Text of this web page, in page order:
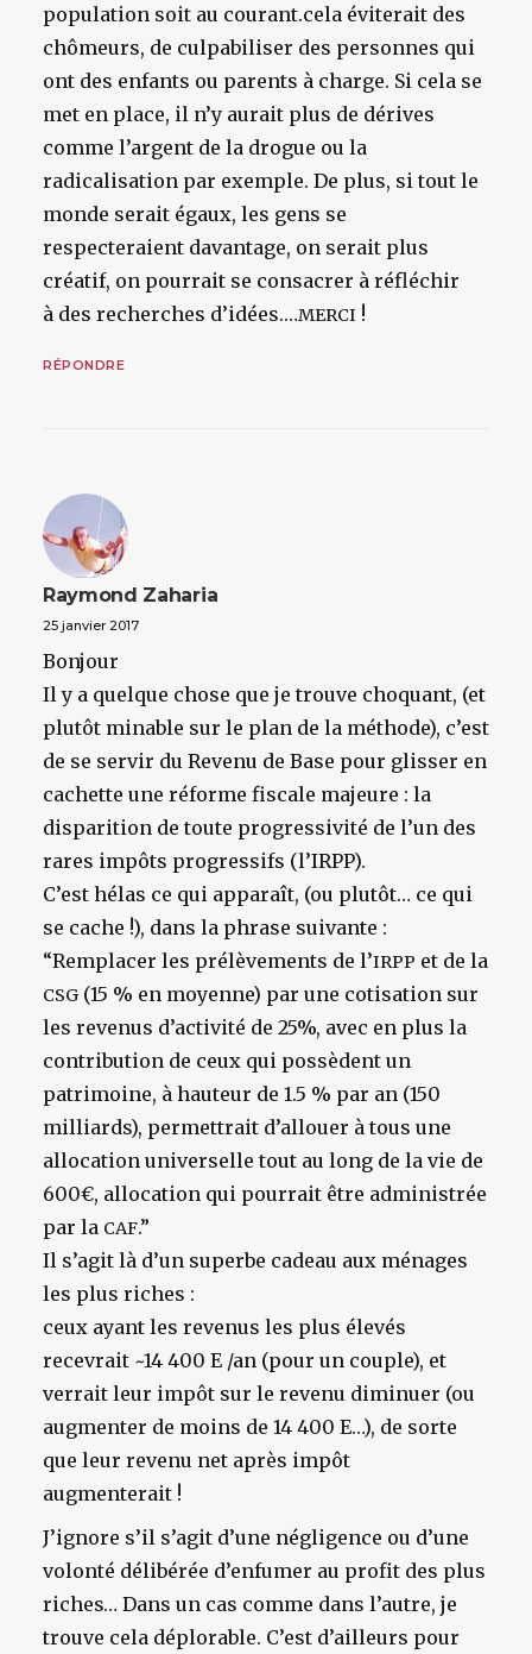
population soit au courant.cela éviterait des
chômeurs, de culpabiliser des personnes qui
ont des enfants ou parents à charge. Si cela se
met en place, il n’y aurait plus de dérives
comme l’argent de la drogue ou la
radicalisation par exemple. De plus, si tout le
monde serait égaux, les gens se
respecteraient davantage, on serait plus
créatif, on pourrait se consacrer à réfléchir
à des recherches d’idées.…MERCI !
RÉPONDRE
Raymond Zaharia
25 janvier 2017
Bonjour
Il y a quelque chose que je trouve choquant, (et
plutôt minable sur le plan de la méthode), c’est
de se servir du Revenu de Base pour glisser en
cachette une réforme fiscale majeure : la
disparition de toute progressivité de l’un des
rares impôts progressifs (l’IRPP).
C’est hélas ce qui apparaît, (ou plutôt… ce qui
se cache !), dans la phrase suivante :
“Remplacer les prélèvements de l’IRPP et de la
CSG (15 % en moyenne) par une cotisation sur
les revenus d’activité de 25%, avec en plus la
contribution de ceux qui possèdent un
patrimoine, à hauteur de 1.5 % par an (150
milliards), permettrait d’allouer à tous une
allocation universelle tout au long de la vie de
600€, allocation qui pourrait être administrée
par la CAF.”
Il s’agit là d’un superbe cadeau aux ménages
les plus riches :
ceux ayant les revenus les plus élevés
recevrait ~14 400 E /an (pour un couple), et
verrait leur impôt sur le revenu diminuer (ou
augmenter de moins de 14 400 E…), de sorte
que leur revenu net après impôt
augmenterait !
J’ignore s’il s’agit d’une négligence ou d’une
volonté délibérée d’enfumer au profit des plus
riches… Dans un cas comme dans l’autre, je
trouve cela déplorable. C’est d’ailleurs pour